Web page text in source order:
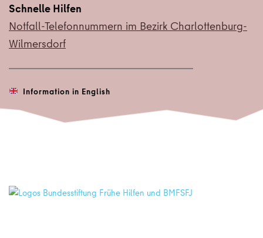
Schnelle Hilfen
Notfall-Telefonnummern im Bezirk Charlottenburg-
Wilmersdorf
  Information in English